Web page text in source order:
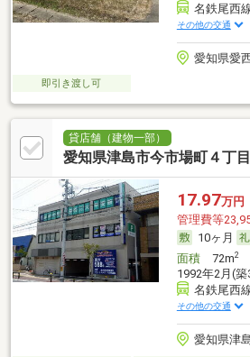
名鉄尾西
その他の交通
愛知県愛
即引き渡し可
貸店舗（建物一部）
愛知県津島市今市場町４丁目
17.97万円
管理費等
10ヶ月
面積72m2
1992年2月(
名鉄尾西
その他の交通
愛知県津